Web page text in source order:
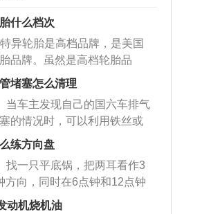
什么档次
异轮胎是高档品牌，是美国
品牌。虽然是高档轮胎品
高低端的轮胎都有生产，这
好的开拓市场。
堵塞怎么清理
当车主发现自己的国六车排气
的情况时，可以利用铁丝或
直接将杂物给取出来，如果
较严重，也可以采取应急措
、直接利用木棍将所有的
气管里面的位置处，然后将
拆解开，就可以将堵塞的东
练方向盘
找一只平底锅，把两耳看作3
方向，同时在6点钟和12点钟
标记。 <&list>2、双手握住
动机烧机油